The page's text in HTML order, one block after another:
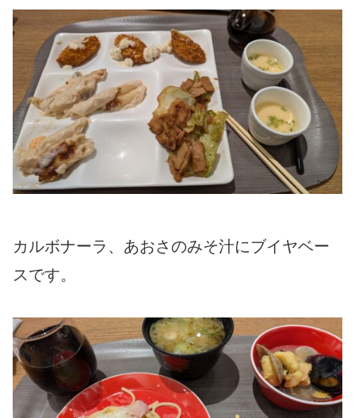
カルボナーラ、あおさのみそ汁にブイヤベー
スです。